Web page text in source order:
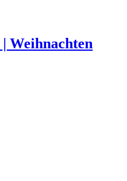
Weihnachten